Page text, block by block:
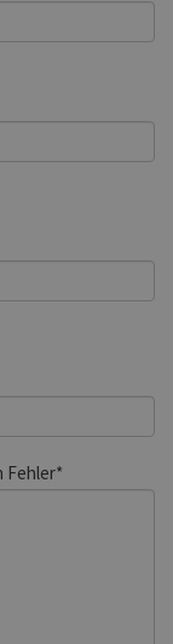
Fehler*